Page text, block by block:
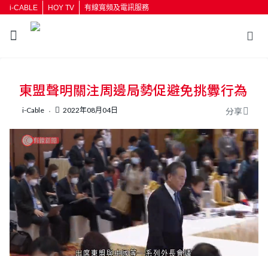
i-CABLE HOY TV 有線寬頻及電訊服務
按輸入鍵開始搜尋
東盟聲明關注周邊局勢促避免挑釁行為
i-Cable 2022年08月04日 分享